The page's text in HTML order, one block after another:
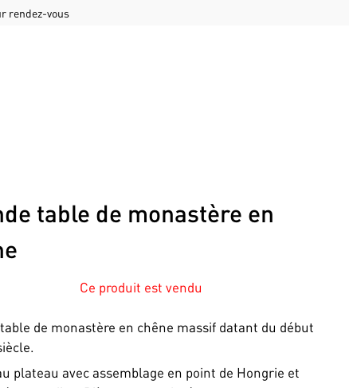
rendez-vous
table de monastère en
Ce produit est vendu
de monastère en chêne massif datant du début
plateau avec assemblage en point de Hongrie et